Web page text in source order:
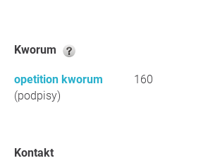
Kworum
opetition kworum
(podpisy)
160
Kontakt